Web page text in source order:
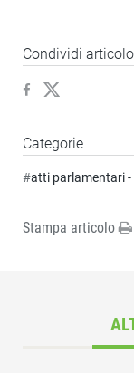
Condividi articolo
Categorie
#atti parlamentari -
Stampa articolo